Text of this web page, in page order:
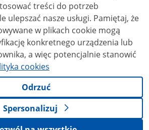
treści do potrzeb
nasze usługi. Pamiętaj, że
w plikach cookie mogą
konkretnego urządzenia lub
a więc potencjalnie stanowić
cookies
Odrzuć
Spersonalizuj